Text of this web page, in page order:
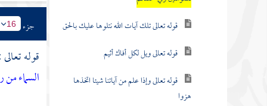
قوله تعالى تلك آيات الله نتلوها عليك بالحق
قوله تعالى ويل لكل أفاك أثيم
قوله تعالى وإذا علم من آياتنا شيئا اتخذها
هزوا
جزء 16
قوله
السماء